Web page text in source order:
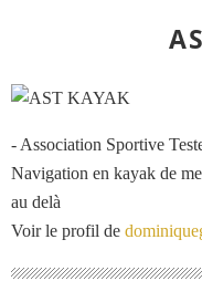
- Association Sportive
Navigation en kayak de
au delà
Voir le profil de